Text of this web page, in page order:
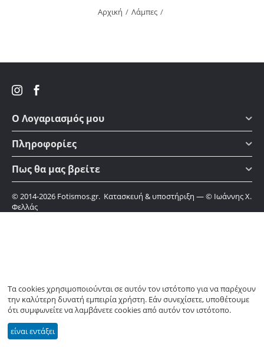
Αρχική / Λάμπες /
Ο Λογαριασμός μου
Πληροφορίες
Πως θα μας βρείτε
© 2014-2026 Fotismos.gr. Κατασκευή & υποστήριξη —© Ιωάννης Χ.
Φελλάς
Τα cookies χρησιμοποιούνται σε αυτόν τον ιστότοπο για να παρέχουν
την καλύτερη δυνατή εμπειρία χρήστη. Εάν συνεχίσετε, υποθέτουμε
ότι συμφωνείτε να λαμβάνετε cookies από αυτόν τον ιστότοπο.
είναι εντάξει